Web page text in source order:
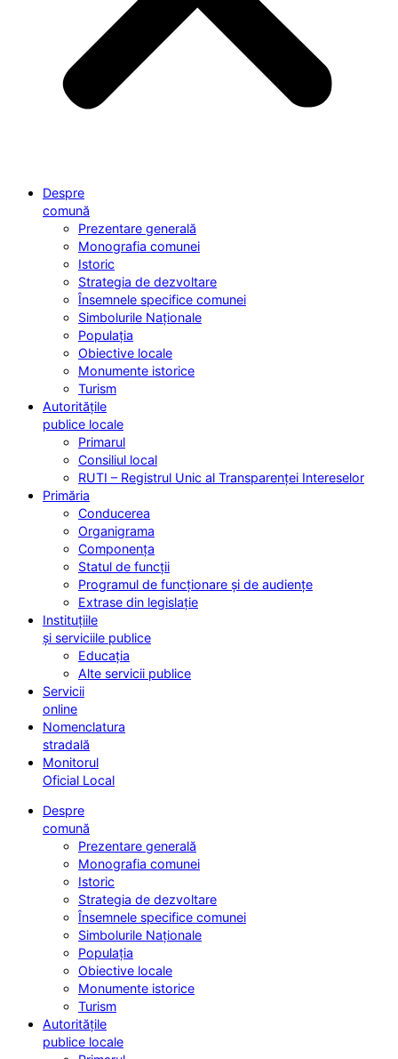
Despre
comună
Prezentare generală
Monografia comunei
Istoric
Strategia de dezvoltare
Însemnele specifice comunei
Simbolurile Naționale
Populația
Obiective locale
Monumente istorice
Turism
Autoritățile
publice locale
Primarul
Consiliul local
RUTI – Registrul Unic al Transparenței Intereselor
Primăria
Conducerea
Organigrama
Componența
Statul de funcții
Programul de funcționare și de audiențe
Extrase din legislație
Instituțiile
și serviciile publice
Educația
Alte servicii publice
Servicii
online
Nomenclatura
stradală
Monitorul
Oficial Local
Despre
comună
Prezentare generală
Monografia comunei
Istoric
Strategia de dezvoltare
Însemnele specifice comunei
Simbolurile Naționale
Populația
Obiective locale
Monumente istorice
Turism
Autoritățile
publice locale